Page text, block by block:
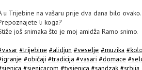
u Trijebine na vašaru prije dva dana bilo ovako.
li koga?
još snimaka što je moj amidža Ramo snimo.
#trijebine #alidjun #veselje #muzika #kolo
#običaji #tradicija #vasari #domace
#sjenicacom #tvsjenica #sandzak #srbija